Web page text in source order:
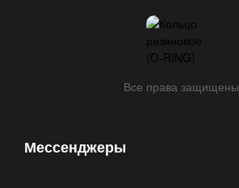
Все права защищены
Мессенджеры